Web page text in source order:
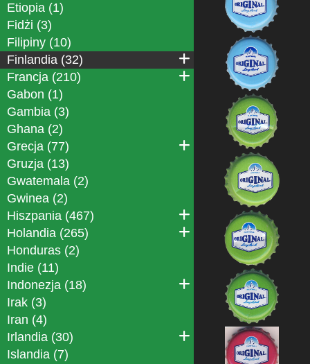
Etiopia (1)
Fidżi (3)
Filipiny (10)
Finlandia (32)
Francja (210)
Gabon (1)
Gambia (3)
Ghana (2)
Grecja (77)
Gruzja (13)
Gwatemala (2)
Gwinea (2)
Hiszpania (467)
Holandia (265)
Honduras (2)
Indie (11)
Indonezja (18)
Irak (3)
Iran (4)
Irlandia (30)
Islandia (7)